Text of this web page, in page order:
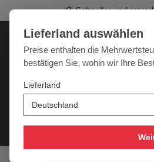
Zur Hauptnavigation
Schneller und
Lieferland: Deutschland
Werkzeugpower für jede Herausforderung
SALE
Lieferland auswählen
Preise enthalten die
bestätigen Sie, wohin wir Ihre
Lieferland